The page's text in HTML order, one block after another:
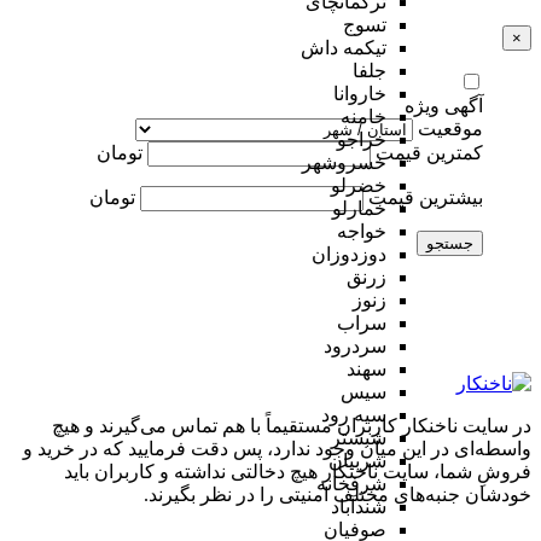
تسوج
تیکمه داش
جلفا
خاروانا
خامنه
خراجو
خسروشهر
خضرلو
خمارلو
خواجه
دوزدوزان
زرنق
زنوز
سراب
سردرود
سهند
سیس
سیه رود
شبستر
شربیان
شرفخانه
شندآباد
صوفیان
×
آگهی ویژه
موقعیت
کمترین قیمت
تومان
بیشترین قیمت تومان
جستجو
در سایت ناخنکار کاربران مستقیماً با هم تماس می‌گیرند و هیچ
واسطه‌ای در این میان وجود ندارد، پس دقت فرمایید که در خرید و
فروشِ شما، سایت ناخنکار هیچ دخالتی نداشته و کاربران باید
خودشان جنبه‌های مختلف امنیتی را در نظر بگیرند.